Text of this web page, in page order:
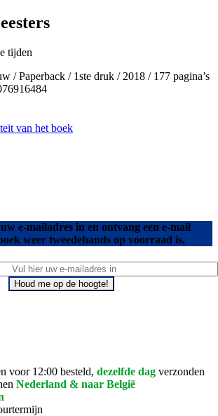
tijden
/ Paperback / 1ste druk / 2018 / 177 pagina’s
van het boek
e-mailadres in en ontvang een e-mail
weer tweedehands op voorraad is.
Houd me op de hoogte!
voor 12:00 besteld, dezelfde dag verzonden
Nederland & naar België